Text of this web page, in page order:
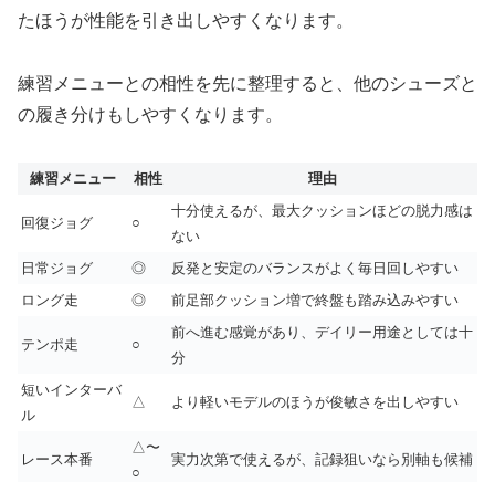
たほうが性能を引き出しやすくなります。
練習メニューとの相性を先に整理すると、他のシューズと
の履き分けもしやすくなります。
練習メニュー 相性 理由
回復ジョグ ○
十分使えるが、最大クッションほどの脱力感は
ない
日常ジョグ
◎
反発と安定のバランスがよく毎日回しやすい
ロング走
◎ 前足部クッション増で終盤も踏み込みやすい
テンポ走 ○
前へ進む感覚があり、デイリー用途としては十
分
短いインターバ
ル
△ より軽いモデルのほうが俊敏さを出しやすい
レース本番
△〜
○
実力次第で使えるが、記録狙いなら別軸も候補